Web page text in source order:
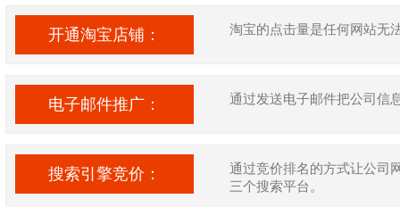
开通淘宝店铺： 淘宝的点击量是任何网站无
电子邮件推广： 通过发送电子邮件把公司信
搜索引擎竞价：
通过竞价排名的方式让公司
三个搜索平台。